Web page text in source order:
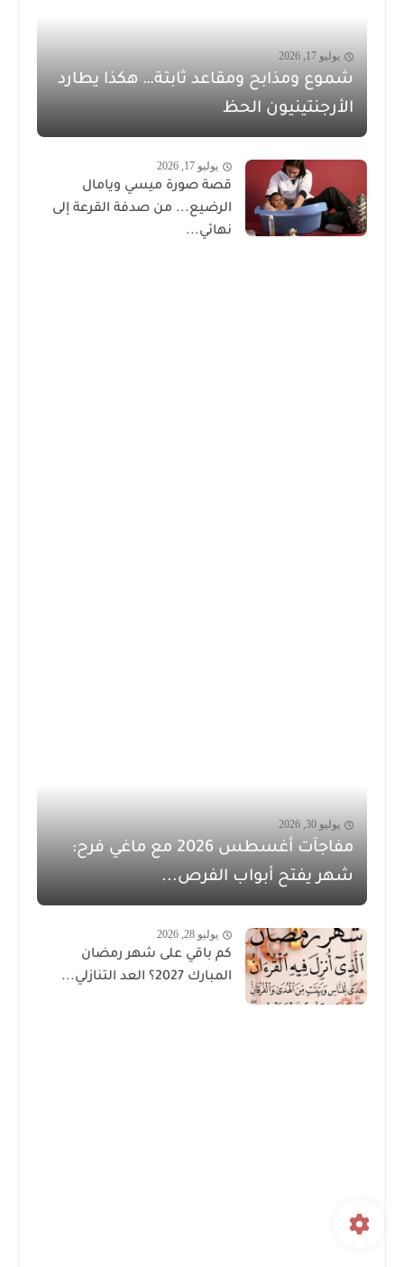
يوليو 17, 2026
شموع ومذابح ومقاعد ثابتة… هكذا يطارد
الأرجنتينيون الحظ
يوليو 17, 2026
قصة صورة ميسي ويامال
الرضيع... من صدفة القرعة إلى
نهائي...
يوليو 30, 2026
مفاجآت أغسطس 2026 مع ماغي فرح:
شهر يفتح أبواب الفرص...
يوليو 28, 2026
كم باقي على شهر رمضان
المبارك 2027؟ العد التنازلي...